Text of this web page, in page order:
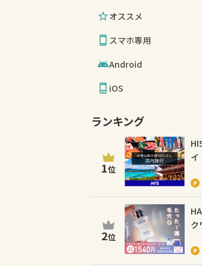
オススメ
スマホ専用
Android
iOS
ランキング
1位
イ
2位
ク